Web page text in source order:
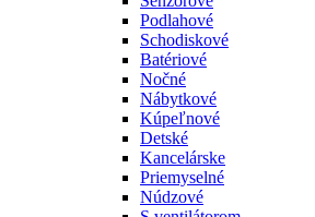
Podlahové
Schodiskové
Batériové
Nočné
Nábytkové
Kúpeľnové
Detské
Kancelárske
Priemyselné
Núdzové